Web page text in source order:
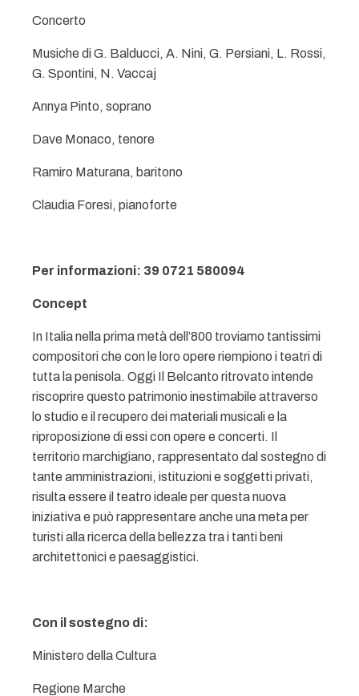
Concerto
Musiche di G. Balducci, A. Nini, G. Persiani, L. Rossi,
G. Spontini, N. Vaccaj
Annya Pinto, soprano
Dave Monaco, tenore
Ramiro Maturana, baritono
Claudia Foresi, pianoforte
Per informazioni: 39 0721 580094
Concept
In Italia nella prima metà dell’800 troviamo tantissimi
compositori che con le loro opere riempiono i teatri di
tutta la penisola. Oggi Il Belcanto ritrovato intende
riscoprire questo patrimonio inestimabile attraverso
lo studio e il recupero dei materiali musicali e la
riproposizione di essi con opere e concerti. Il
territorio marchigiano, rappresentato dal sostegno di
tante amministrazioni, istituzioni e soggetti privati,
risulta essere il teatro ideale per questa nuova
iniziativa e può rappresentare anche una meta per
turisti alla ricerca della bellezza tra i tanti beni
architettonici e paesaggistici.
Con il sostegno di:
Ministero della Cultura
Regione Marche